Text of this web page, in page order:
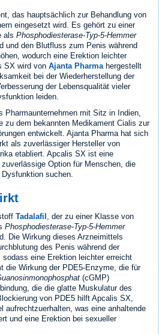
das hauptsächlich zur Behandlung von
eingesetzt wird. Es gehört zu einer
als Phosphodiesterase-Typ-5-Hemmer
und den Blutfluss zum Penis während
wodurch eine Erektion leichter
SX wird von Ajanta Pharma hergestellt
bei der Wiederherstellung der
der Lebensqualität vieler
leiden.
Pharmaunternehmen mit Sitz in Indien,
zu dem bekannten Medikament Cialis zur
entwickelt. Ajanta Pharma hat sich
als zuverlässiger Hersteller von
etabliert. Apcalis SX ist eine
Option für Menschen, die
suchen.
Tadalafil , der zu einer Klasse von
Phosphodiesterase-Typ-5-Hemmer
Die Wirkung dieses Arzneimittels
des Penis während der
eine Erektion leichter erreicht
die Wirkung der PDE5-Enzyme, die für
(cGMP)
die die glatte Muskulatur des
von PDE5 hilft Apcalis SX,
aufrechtzuerhalten, was eine anhaltende
und eine Erektion bei sexueller